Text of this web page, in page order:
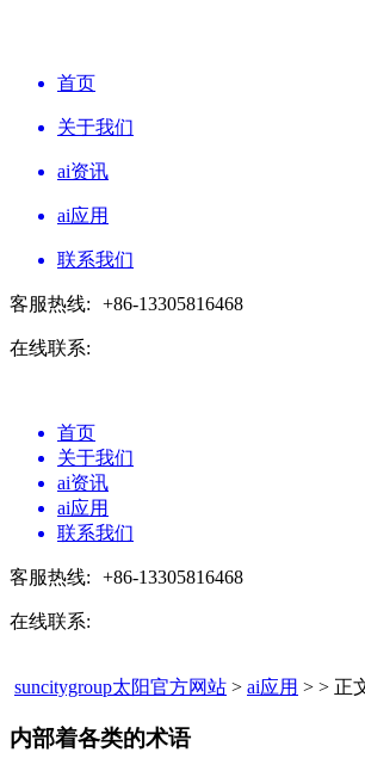
首页
关于我们
ai资讯
ai应用
联系我们
客服热线: +86-13305816468
在线联系:
首页
关于我们
ai资讯
ai应用
联系我们
客服热线: +86-13305816468
在线联系:
suncitygroup太阳官方网站 > ai应用 > > 正
内部着各类的术语​